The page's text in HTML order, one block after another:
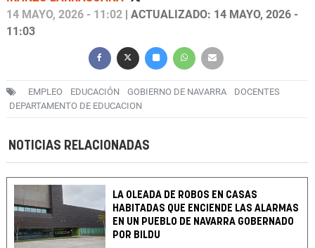
14 MAYO, 2026 - 11:02 | ACTUALIZADO: 14 MAYO, 2026 -
11:03
EMPLEO EDUCACIÓN GOBIERNO DE NAVARRA
DOCENTES
DEPARTAMENTO DE EDUCACION
NOTICIAS RELACIONADAS
LA OLEADA DE ROBOS EN CASAS
HABITADAS QUE ENCIENDE LAS ALARMAS
EN UN PUEBLO DE NAVARRA GOBERNADO
POR BILDU